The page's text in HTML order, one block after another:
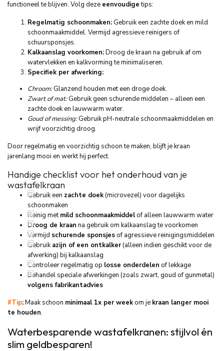
functioneel te blijven. Volg deze eenvoudigetips:
Regelmatig schoonmaken: Gebruik een zachte doek en mild
schoonmaakmiddel. Vermijd agressieve reinigers of
schuursponsjes.
Kalkaanslag voorkomen:Droog de kraan na gebruik af om
watervlekken en kalkvorming te minimaliseren.
Specifiek per afwerking:
Chroom:Glanzend houden met een droge doek.
Zwart of mat:Gebruik geen schurende middelen – alleen een
zachte doek en lauwwarm water.
Goud of messing:Gebruik pH-neutrale schoonmaakmiddelen en
wrijf voorzichtig droog.
Door regelmatig en voorzichtig schoon te maken, blijft je kraan
jarenlang mooi en werkt hij perfect.
Handige checklist voor het onderhoud van je
wastafelkraan
Gebruik een zachte doek(microvezel) voor dagelijks
schoonmaken
Reinig metmild schoonmaakmiddelof alleen lauwwarm water
Droog de kraan na gebruik om kalkaanslag te voorkomen
Vermijd schurende sponsjesof agressieve reinigingsmiddelen
Gebruikazijn of een ontkalker(alleen indien geschikt voor de
afwerking) bij kalkaanslag
Controleer regelmatig op losse onderdelen of lekkage
Behandel speciale afwerkingen (zoals zwart, goud of gunmetal)
volgens fabrikantadvies
#Tip:Maak schoon minimaal 1x per weekom je kraan langer mooi
te houden.
Waterbesparende wastafelkranen: stijlvol én
slim geldbesparen!